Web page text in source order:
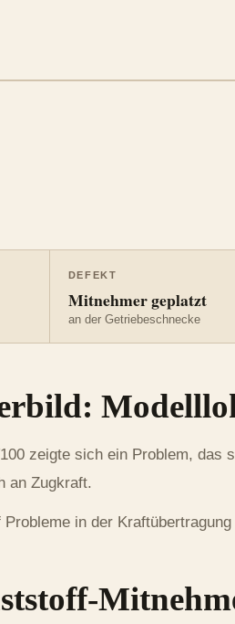
DEFEKT
Mitnehmer geplatzt
an der Getriebeschnecke
zeigte sich ein Problem,
an Zugkraft.
in der